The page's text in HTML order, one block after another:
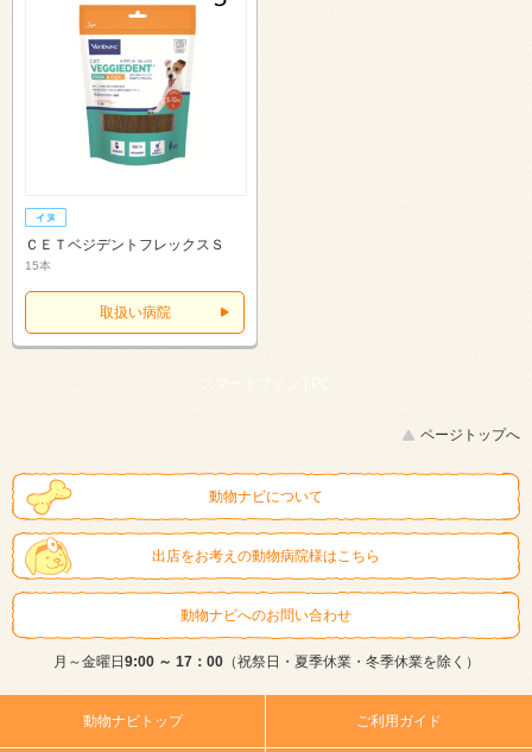
ＣＥＴベジデントフレックスＳ
15本
取扱い病院
スマートフォン | PC
ページトップへ
動物ナビについて
出店をお考えの動物病院様はこちら
動物ナビへのお問い合わせ
月～金曜日9:00 ～ 17：00（祝祭日・夏季休業・冬季休業を除く）
動物ナビトップ ご利用ガイド